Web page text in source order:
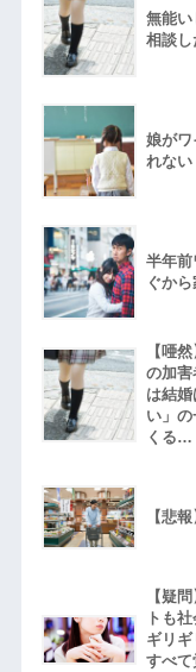
無能い
相談し
娘がワ
れない
半年前
ぐか
【唖
の加害
は結
い」
くる…
【悲
【疑
トも
ギリ
すべて